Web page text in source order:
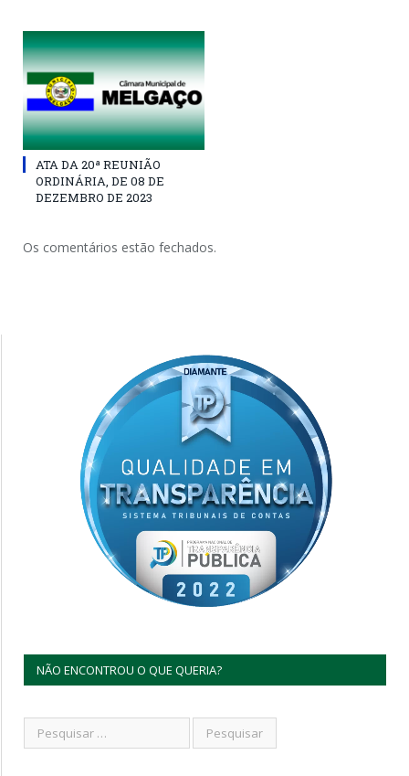
ATA DA 20ª REUNIÃO
ORDINÁRIA, DE 08 DE
DEZEMBRO DE 2023
Os comentários estão fechados.
NÃO ENCONTROU O QUE QUERIA?